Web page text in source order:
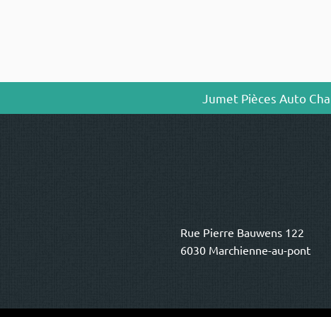
Jumet Pièces Auto
Rue Pierre Bauwens 122
6030 Marchienne-au-pont